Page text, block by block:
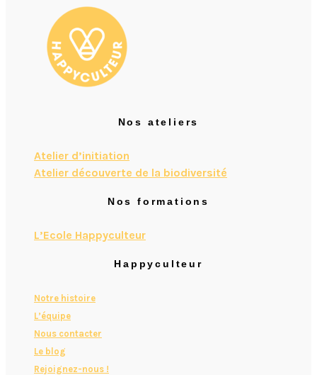
Nos ateliers
Atelier d’initiation
Atelier découverte de la biodiversité
Nos formations
L’Ecole Happyculteur
Happyculteur
Notre histoire
L’équipe
Nous contacter​
Le blog
Rejoignez-nous !